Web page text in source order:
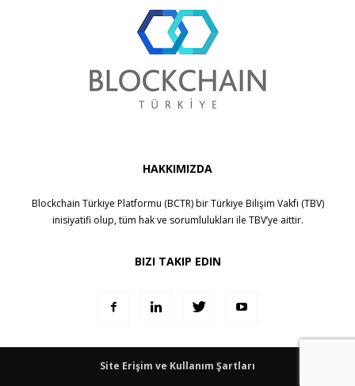
HAKKIMIZDA
Blockchain Türkiye Platformu (BCTR) birTürkiye Bilişim Vakfı (TBV)
inisiyatifi olup, tüm hak ve sorumlulukları ile TBV’ye aittir.
BIZI TAKIP EDIN
Site Erişim ve Kullanım Şartları